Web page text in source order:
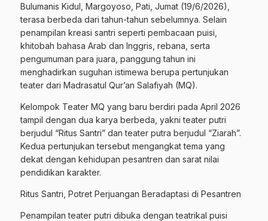
Bulumanis Kidul, Margoyoso, Pati, Jumat (19/6/2026),
terasa berbeda dari tahun-tahun sebelumnya. Selain
penampilan kreasi santri seperti pembacaan puisi,
khitobah bahasa Arab dan Inggris, rebana, serta
pengumuman para juara, panggung tahun ini
menghadirkan suguhan istimewa berupa pertunjukan
teater dari Madrasatul Qur’an Salafiyah (MQ).
Kelompok Teater MQ yang baru berdiri pada April 2026
tampil dengan dua karya berbeda, yakni teater putri
berjudul “Ritus Santri” dan teater putra berjudul “Ziarah”.
Kedua pertunjukan tersebut mengangkat tema yang
dekat dengan kehidupan pesantren dan sarat nilai
pendidikan karakter.
Ritus Santri, Potret Perjuangan Beradaptasi di Pesantren
Penampilan teater putri dibuka dengan teatrikal puisi